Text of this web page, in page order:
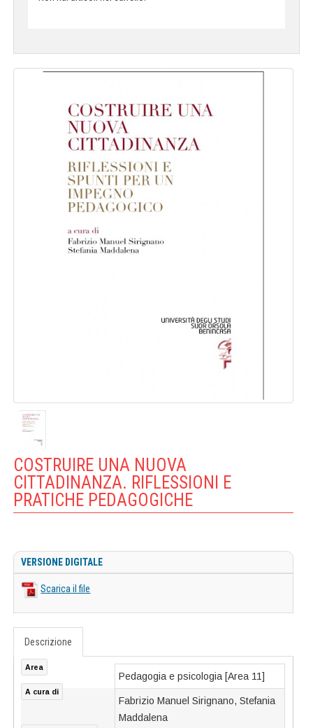
COSTRUIRE UNA NUOVA
CITTADINANZA. RIFLESSIONI E
PRATICHE PEDAGOGICHE
VERSIONE DIGITALE
Scarica il file
Descrizione
Area
Pedagogia e psicologia [Area 11]
A cura di
Fabrizio Manuel Sirignano, Stefania
Maddalena